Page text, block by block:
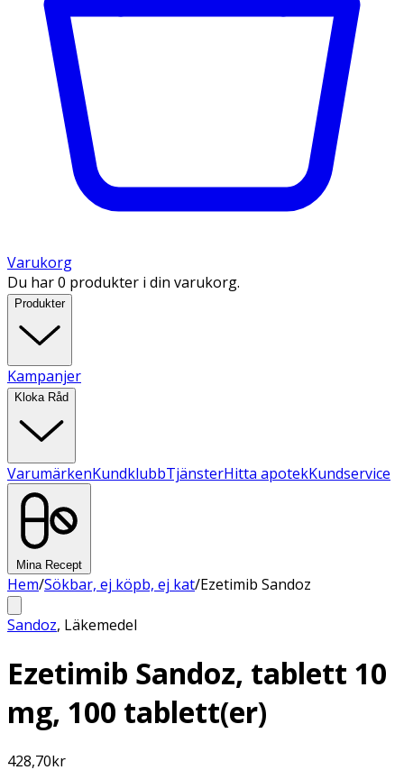
Varukorg
Du har 0 produkter i din varukorg.
Produkter
Kampanjer
Kloka Råd
VarumärkenKundklubbTjänsterHitta apotekKundservice
Mina Recept
Hem/Sökbar, ej köpb, ej kat/Ezetimib Sandoz
Sandoz, Läkemedel
Ezetimib Sandoz, tablett 10
mg, 100 tablett(er)
428,70kr